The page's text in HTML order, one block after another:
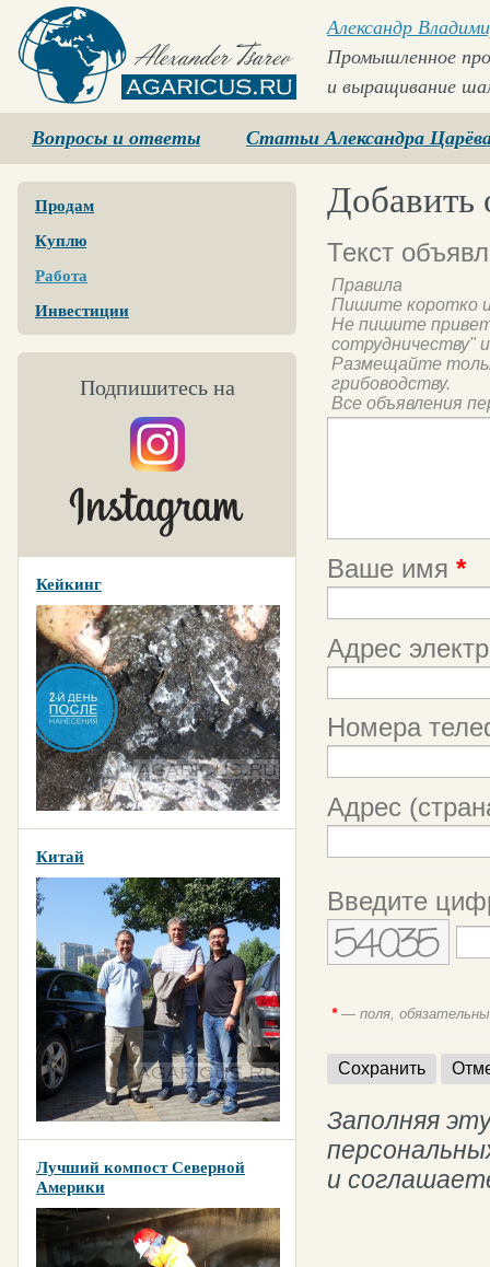
Agaricus.ru
Александр
Промышленное
и выращивание
Вопросы и ответы Статьи Александра
Продам
Куплю
Работа
Инвестиции
Подпишитесь на
Кейкинг
Китай
Лучший компост Северной
Америки
Добавить
Текст
Правила
Пишите коротко
Не пишите
сотрудничеству"
Размещайте
грибоводству.
Все объявления
Ваше имя *
Адрес
Номера
Адрес
Введите
*— поля,
Заполняя
и